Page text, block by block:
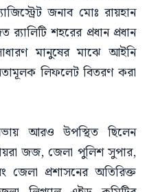
জনাব মোঃ রায়হান
শহরের প্রধান প্রধান
মানুষের মাঝে আইনি
লিফলেট বিতরণ করা
আরও উপস্থিত ছিলেন
জজ, জেলা পুলিশ সুপার,
জেলা প্রশাসনের অতিরিক্ত